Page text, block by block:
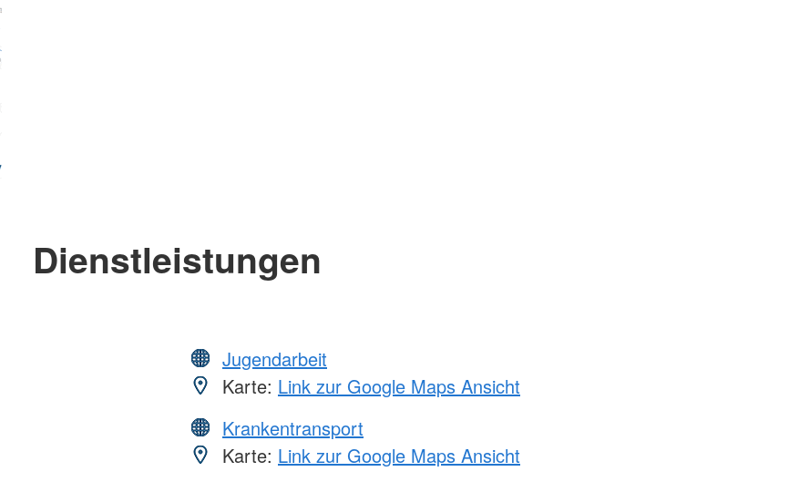
Dienstleistungen
Jugendarbeit
Karte: Link zur Google Maps Ansicht
Krankentransport
Karte: Link zur Google Maps Ansicht